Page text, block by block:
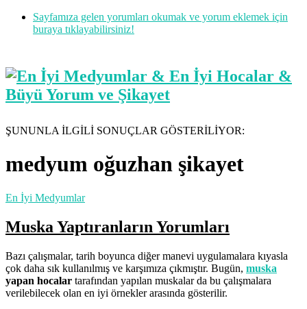
Sayfamıza gelen yorumları okumak ve yorum eklemek için
buraya tıklayabilirsiniz!
ŞUNUNLA İLGİLİ SONUÇLAR GÖSTERİLİYOR:
medyum oğuzhan şikayet
En İyi Medyumlar
Muska Yaptıranların Yorumları
Bazı çalışmalar, tarih boyunca diğer manevi uygulamalara kıyasla
çok daha sık kullanılmış ve karşımıza çıkmıştır. Bugün, muska
yapan hocalar tarafından yapılan muskalar da bu çalışmalara
verilebilecek olan en iyi örnekler arasında gösterilir.